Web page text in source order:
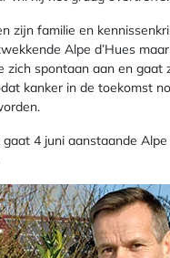
zijn familie en
Alpe d’Hues
zich spontaan aan en gaat
kanker in de toekomst
gaat 4 juni aanstaande Alpe